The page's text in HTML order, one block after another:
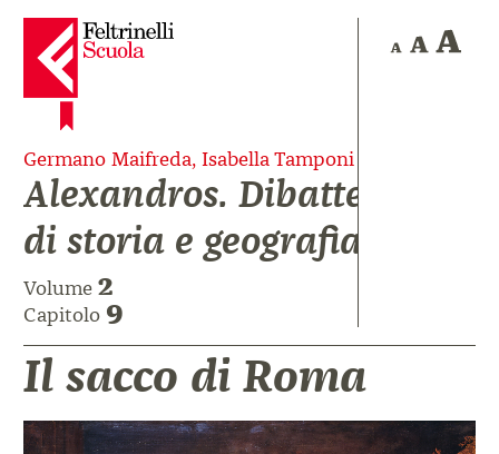
Germano Maifreda, Isabella Tamponi
Alexandros. Dibattere
di storia e geografia
Volume 2
Capitolo 9
Il sacco di Roma